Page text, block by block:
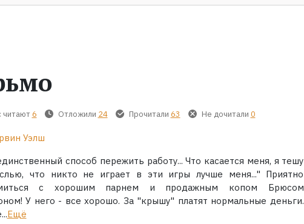
читают 6 Отложили 24 Прочитали 63 Не дочитали 0
Уэлш
способ пережить работу... Что касается меня, я тешу
что никто не играет в эти игры лучше меня..." Приятно
с хорошим парнем и продажным копом Брюсом
У него - все хорошо. За "крышу" платят нормальные деньги.
Ещё